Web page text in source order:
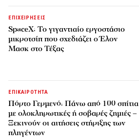
ΕΠΙΧΕΙΡΗΣΕΙΣ
SpaceX: Το γιγαντιαίο εργοστάσιο
μικροτσίπ που σχεδιάζει ο Έλον
Μασκ στο Τέξας
ΕΠΙΚΑΙΡΟΤΗΤΑ
Πόρτο Γερμενό: Πάνω από 100 σπίτια
με ολοκληρωτικές ή σοβαρές ζημιές –
Ξεκινούν οι αιτήσεις στήριξης των
πληγέντων